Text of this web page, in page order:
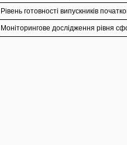
Рівень готовності випускників
Моніторингове дослідження рівня